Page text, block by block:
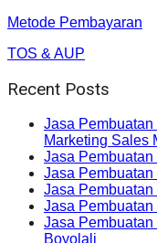
Metode Pembayaran
TOS & AUP
Recent Posts
Jasa
Marketing Sales
Jasa
Jasa
Jasa Pembuatan
Jasa
Jasa
Boyolali